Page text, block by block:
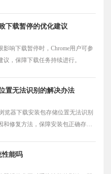
下载暂停的优化建议
影响下载暂停时，Chrome用户可参
议，保障下载任务持续进行。
置无法识别的解决办法
览器下载安装包存储位置无法识别
和修复方法，保障安装包正确存放
性能吗